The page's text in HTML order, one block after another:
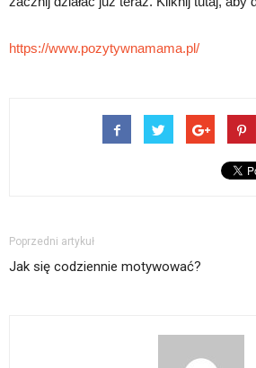
https://www.pozytywnamama.pl/
Poprzedni artykuł
Jak się codziennie motywować?